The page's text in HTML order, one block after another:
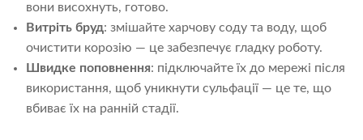
вони висохнуть, готово.
Витріть бруд: змішайте харчову соду та воду, щоб
очистити корозію — це забезпечує гладку роботу.
Швидке поповнення: підключайте їх до мережі після
використання, щоб уникнути сульфації — це те, що
вбиває їх на ранній стадії.